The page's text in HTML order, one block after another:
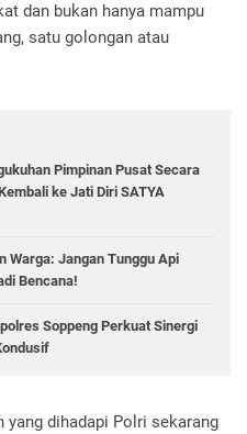
dan bukan hanya mampu
satu golongan atau
Pimpinan Pusat Secara
ke Jati Diri SATYA
Warga: Jangan Tunggu Api
Bencana!
Soppeng Perkuat Sinergi
yang dihadapi Polri sekarang